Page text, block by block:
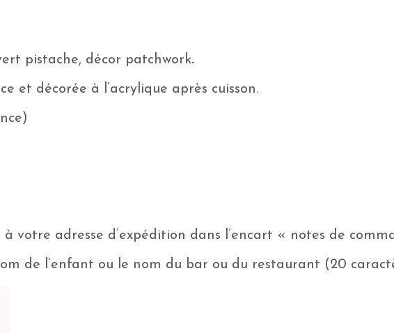
pistache, décor patchwork.
et décorée à l’acrylique après cuisson.
votre adresse d’expédition dans l’encart « notes de
de l’enfant ou le nom du bar ou du restaurant (20